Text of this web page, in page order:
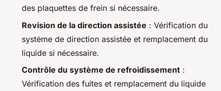
des plaquettes de frein si nécessaire.
Revision de la direction assistée : Vérification du
système de direction assistée et remplacement du
liquide si nécessaire.
Contrôle du système de refroidissement :
Vérification des fuites et remplacement du liquide